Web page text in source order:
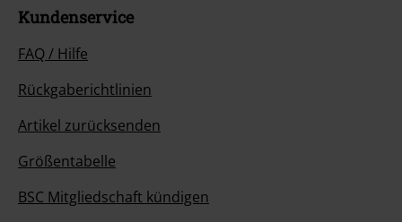
Kundenservice
FAQ / Hilfe
Rückgaberichtlinien
Artikel zurücksenden
Größentabelle
BSC Mitgliedschaft kündigen